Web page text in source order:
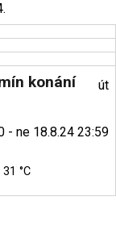
konání út
- ne 18.8.24 23:59
31 °C